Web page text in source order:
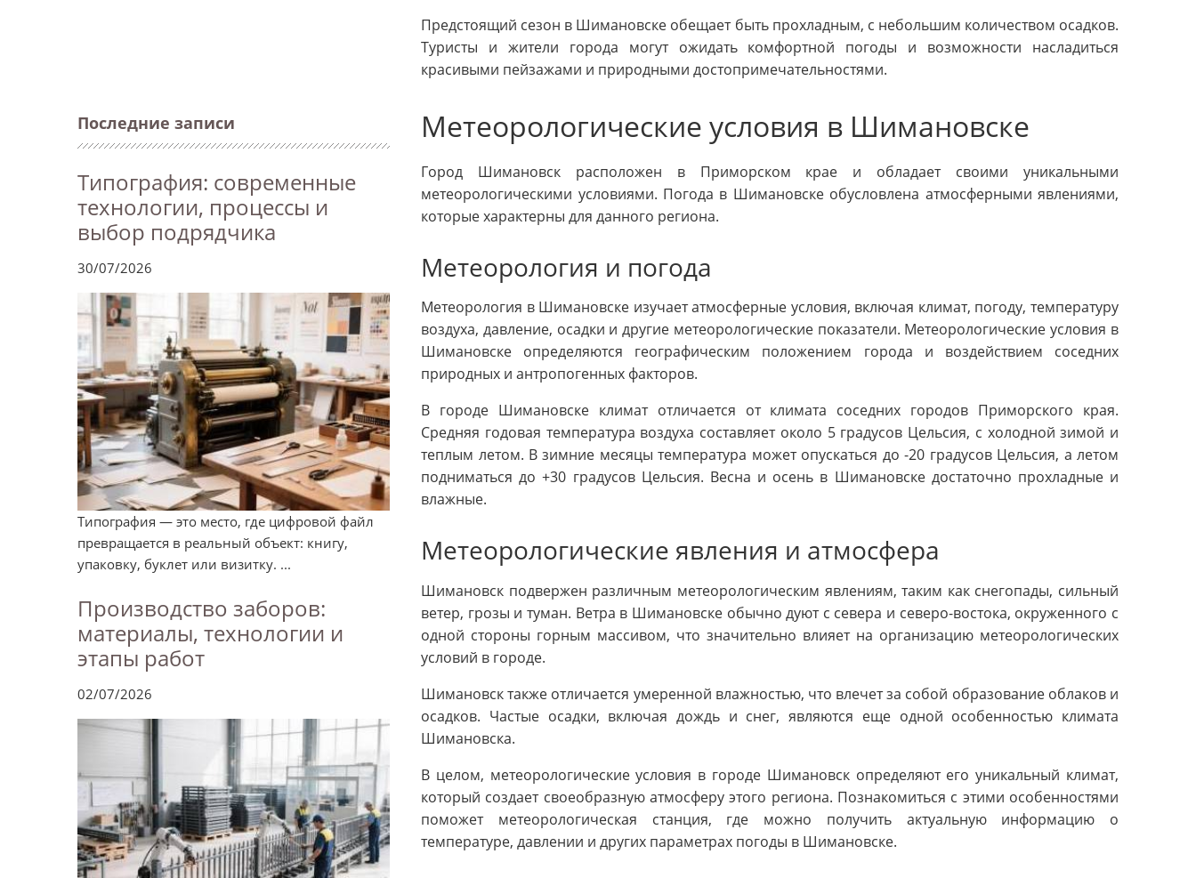
Последние записи
Типография: современные
технологии, процессы и
выбор подрядчика
30/07/2026
Типография — это место, где цифровой файл
превращается в реальный объект: книгу,
упаковку, буклет или визитку. ...
Производство заборов:
материалы, технологии и
этапы работ
02/07/2026
Предстоящий сезон в Шимановске обещает быть прохладным, с небольшим количеством осадков.
Туристы и жители города могут ожидать комфортной погоды и возможности насладиться
красивыми пейзажами и природными достопримечательностями.
Метеорологические условия в Шимановске
Город Шимановск расположен в Приморском крае и обладает своими уникальными
метеорологическими условиями. Погода в Шимановске обусловлена атмосферными явлениями,
которые характерны для данного региона.
Метеорология и погода
Метеорология в Шимановске изучает атмосферные условия, включая климат, погоду, температуру
воздуха, давление, осадки и другие метеорологические показатели. Метеорологические условия в
Шимановске определяются географическим положением города и воздействием соседних
природных и антропогенных факторов.
В городе Шимановске климат отличается от климата соседних городов Приморского края.
Средняя годовая температура воздуха составляет около 5 градусов Цельсия, с холодной зимой и
теплым летом. В зимние месяцы температура может опускаться до -20 градусов Цельсия, а летом
подниматься до +30 градусов Цельсия. Весна и осень в Шимановске достаточно прохладные и
влажные.
Метеорологические явления и атмосфера
Шимановск подвержен различным метеорологическим явлениям, таким как снегопады, сильный
ветер, грозы и туман. Ветра в Шимановске обычно дуют с севера и северо-востока, окруженного с
одной стороны горным массивом, что значительно влияет на организацию метеорологических
условий в городе.
Шимановск также отличается умеренной влажностью, что влечет за собой образование облаков и
осадков. Частые осадки, включая дождь и снег, являются еще одной особенностью климата
Шимановска.
В целом, метеорологические условия в городе Шимановск определяют его уникальный климат,
который создает своеобразную атмосферу этого региона. Познакомиться с этими особенностями
поможет метеорологическая станция, где можно получить актуальную информацию о
температуре, давлении и других параметрах погоды в Шимановске.